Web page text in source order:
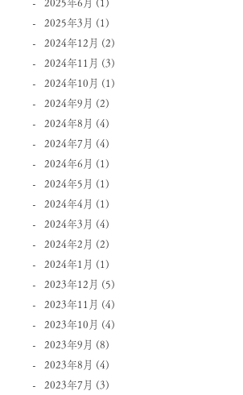
2025年3月 (1)
2024年12月 (2)
2024年11月 (3)
2024年10月 (1)
2024年9月 (2)
2024年8月 (4)
2024年7月 (4)
2024年6月 (1)
2024年5月 (1)
2024年4月 (1)
2024年3月 (4)
2024年2月 (2)
2024年1月 (1)
2023年12月 (5)
2023年11月 (4)
2023年10月 (4)
2023年9月 (8)
2023年8月 (4)
2023年7月 (3)